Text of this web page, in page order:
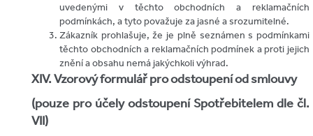
uvedenými v těchto obchodních a reklamačních
podmínkách, a tyto považuje za jasné a srozumitelné.
Zákazník prohlašuje, že je plně seznámen s podmínkami
těchto obchodních a reklamačních podmínek a proti jejich
znění a obsahu nemá jakýchkoli výhrad.
XIV.Vzorový formulář pro odstoupení od smlouvy
(pouze pro účely odstoupení Spotřebitelem dle čl.
VII)